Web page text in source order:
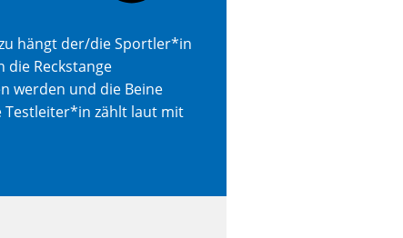
hängt der/die Sportler*in
die Reckstange
werden und die Beine
Testleiter*in zählt laut mit